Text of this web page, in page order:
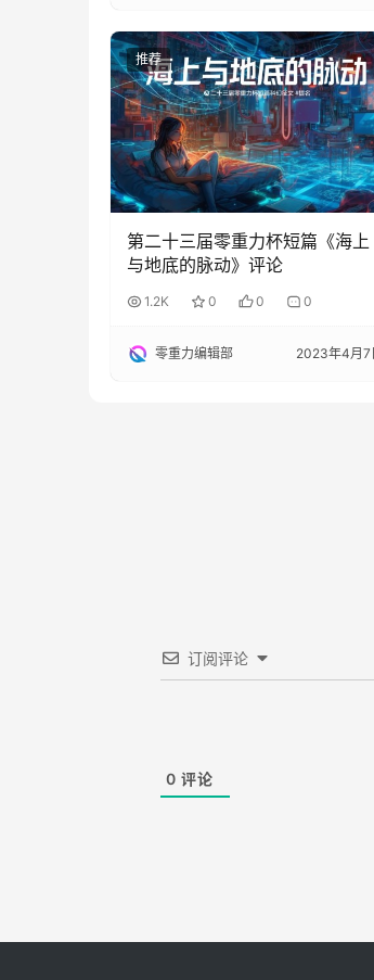
推荐
第二十三届零重力杯短篇《海上
与地底的脉动》评论
1.2K 0 0 0
零重力编辑部 2023年4月7
订阅评论
0 评论